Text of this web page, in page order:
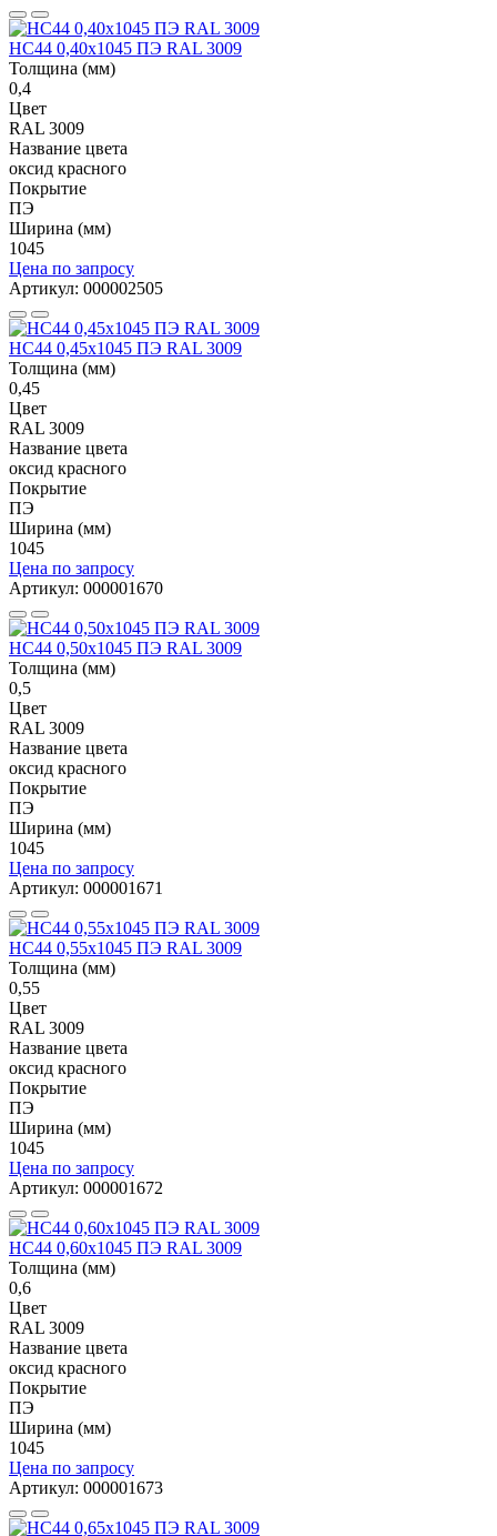
НС44 0,40x1045 ПЭ RAL 3009
Толщина (мм)
0,4
Цвет
RAL 3009
Название цвета
оксид красного
Покрытие
ПЭ
Ширина (мм)
1045
Цена по запросу
Артикул: 000002505
НС44 0,45x1045 ПЭ RAL 3009
Толщина (мм)
0,45
Цвет
RAL 3009
Название цвета
оксид красного
Покрытие
ПЭ
Ширина (мм)
1045
Цена по запросу
Артикул: 000001670
НС44 0,50x1045 ПЭ RAL 3009
Толщина (мм)
0,5
Цвет
RAL 3009
Название цвета
оксид красного
Покрытие
ПЭ
Ширина (мм)
1045
Цена по запросу
Артикул: 000001671
НС44 0,55x1045 ПЭ RAL 3009
Толщина (мм)
0,55
Цвет
RAL 3009
Название цвета
оксид красного
Покрытие
ПЭ
Ширина (мм)
1045
Цена по запросу
Артикул: 000001672
НС44 0,60x1045 ПЭ RAL 3009
Толщина (мм)
0,6
Цвет
RAL 3009
Название цвета
оксид красного
Покрытие
ПЭ
Ширина (мм)
1045
Цена по запросу
Артикул: 000001673